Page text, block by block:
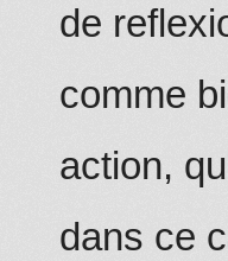
de
comme
action,
dans ce